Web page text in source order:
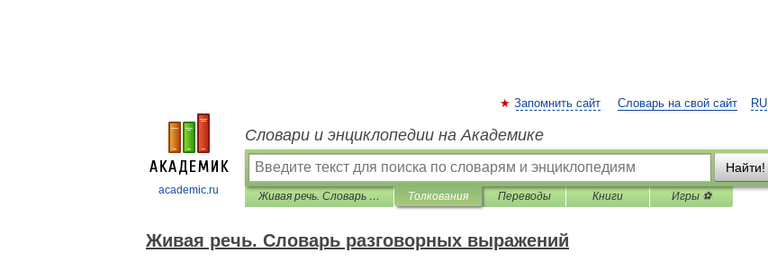
academic.ru
RU
Запомнить сайт Словарь на свой сайт
Словари и энциклопедии на Академике
Найти!
Живая речь. Словарь разговорных выражений Толкования Переводы Книги Игры ⚽
Живая речь. Словарь разговорных выражений